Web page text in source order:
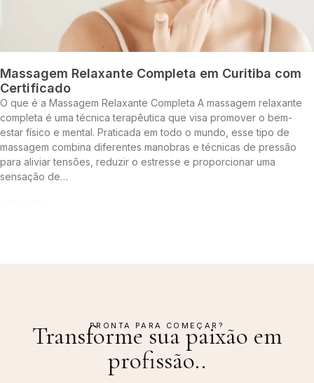
Massagem Relaxante Completa em Curitiba com
Certificado
O que é a Massagem Relaxante Completa A massagem relaxante
completa é uma técnica terapêutica que visa promover o bem-
estar físico e mental. Praticada em todo o mundo, esse tipo de
massagem combina diferentes manobras e técnicas de pressão
para aliviar tensões, reduzir o estresse e proporcionar uma
sensação de…
PRONTA PARA COMEÇAR?
Transforme sua paixão em
profissão..